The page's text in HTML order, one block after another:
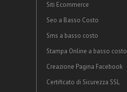
Siti Ecommerce
Seo a Basso Costo
Sms a basso costo
Stampa Online a basso costo
Creazione Pagina Facebook
Certificato di Sicurezza SSL